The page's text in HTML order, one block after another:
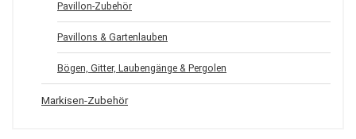
Pavillon-Zubehör
Pavillons & Gartenlauben
Bögen, Gitter, Laubengänge & Pergolen
Markisen-Zubehör